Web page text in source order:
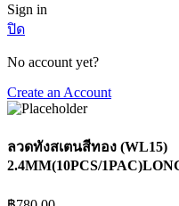
Sign in
ปิด
No account yet?
Create an Account
ลวดทังสเตนสีทอง (WL15)
2.4MM(10PCS/